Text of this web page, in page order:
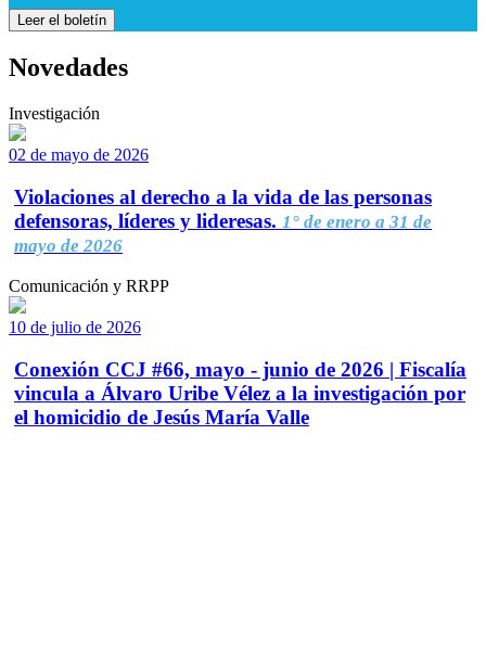
Leer el boletín
Novedades
Investigación
02 de mayo de 2026
Violaciones al derecho a la vida de las personas
defensoras, líderes y lideresas. 1° de enero a 31 de
mayo de 2026
Comunicación y RRPP
10 de julio de 2026
Conexión CCJ #66, mayo - junio de 2026 | Fiscalía
vincula a Álvaro Uribe Vélez a la investigación por
el homicidio de Jesús María Valle